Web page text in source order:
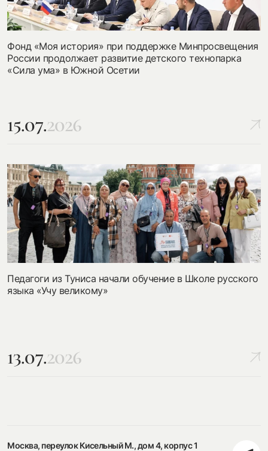
Фонд «Моя история» при поддержке Минпросвещения
России продолжает развитие детского технопарка
«Сила ума» в Южной Осетии
15.07.2026
Педагоги из Туниса начали обучение в Школе русского
языка «Учу великому»
13.07.2026
Москва, переулок Кисельный М., дом 4, корпус 1